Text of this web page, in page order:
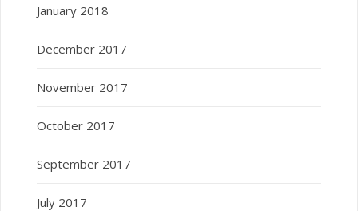
January 2018
December 2017
November 2017
October 2017
September 2017
July 2017